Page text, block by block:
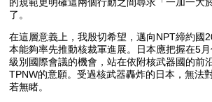
了。
在這層意義上，我殷切希望，邁向NPT締約國
本能夠率先推動核裁軍進展。日本應把握在5
級別國際會議的機會，站在依附核武器國的前
TPNW的意願。受過核武器轟炸的日本，無法
若無睹。